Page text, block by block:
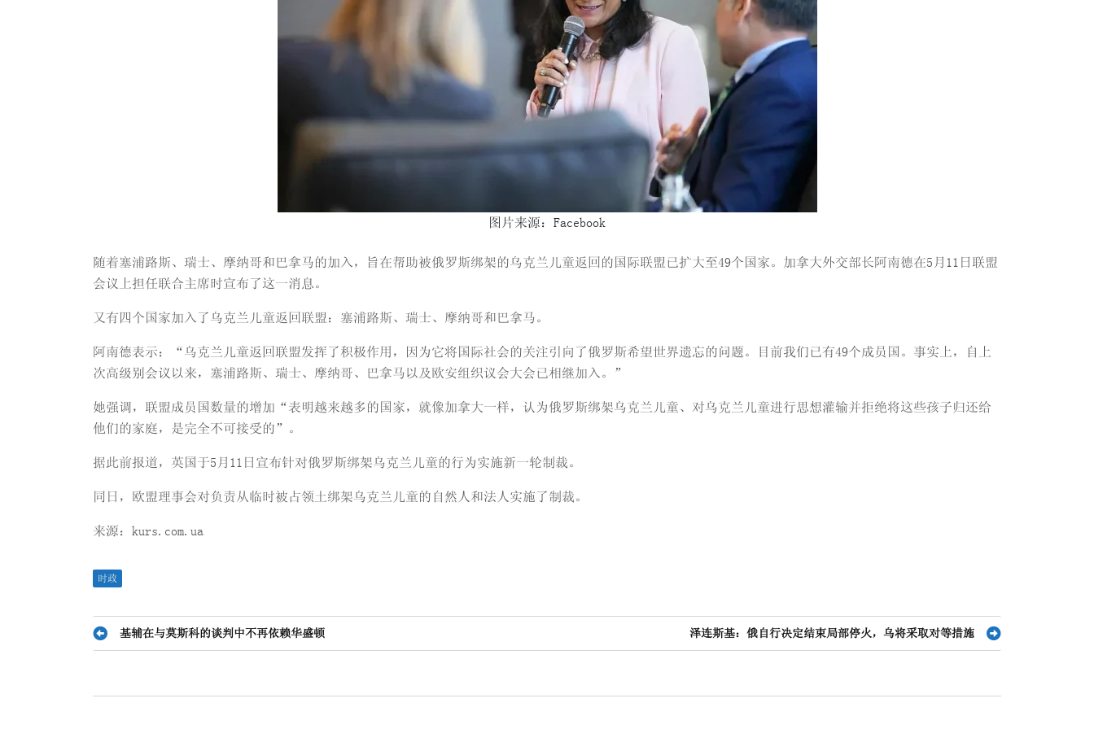
图片来源：Facebook
随着塞浦路斯、瑞士、摩纳哥和巴拿马的加入，旨在帮助被俄罗斯绑架的乌克兰儿童返回的国际联盟已扩大至49个国家。加拿大外交部长阿南德在5月11日联盟
会议上担任联合主席时宣布了这一消息。
又有四个国家加入了乌克兰儿童返回联盟：塞浦路斯、瑞士、摩纳哥和巴拿马。
阿南德表示：“乌克兰儿童返回联盟发挥了积极作用，因为它将国际社会的关注引向了俄罗斯希望世界遗忘的问题。目前我们已有49个成员国。事实上，自上
次高级别会议以来，塞浦路斯、瑞士、摩纳哥、巴拿马以及欧安组织议会大会已相继加入。”
她强调，联盟成员国数量的增加“表明越来越多的国家，就像加拿大一样，认为俄罗斯绑架乌克兰儿童、对乌克兰儿童进行思想灌输并拒绝将这些孩子归还给
他们的家庭，是完全不可接受的”。
据此前报道，英国于5月11日宣布针对俄罗斯绑架乌克兰儿童的行为实施新一轮制裁。
同日，欧盟理事会对负责从临时被占领土绑架乌克兰儿童的自然人和法人实施了制裁。
来源：kurs.com.ua
时政
文
导
基辅在与莫斯科的谈判中不再依赖华盛顿 泽连斯基：俄自行决定结束局部停火，乌将采取对等措施